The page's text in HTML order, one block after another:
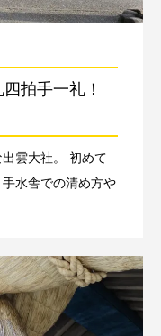
拍手一礼！
雲大社。 初めて
水舎での清め方や